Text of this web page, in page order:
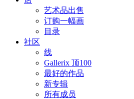
艺术品出售
订购一幅画
目录
社区
线
Gallerix 顶100
最好的作品
新专辑
所有成员